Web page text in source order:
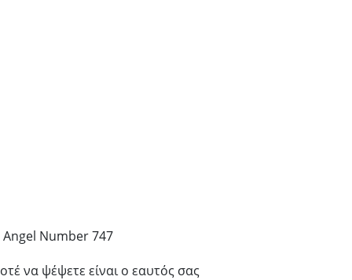
Angel Number 747
να ψέψετε είναι ο εαυτός σας